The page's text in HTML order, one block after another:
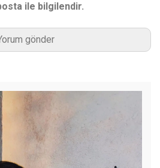
ile bilgilendir.